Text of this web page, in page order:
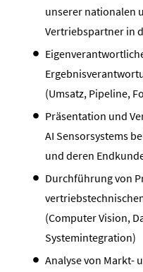
unserer nationalen
Vertriebspartner in
(Umsatz, Pipeline,
Präsentation und
AI Sensorsystems
und deren
Durchführung von
(Computer Vision,
Systemintegration)
Analyse von Markt-